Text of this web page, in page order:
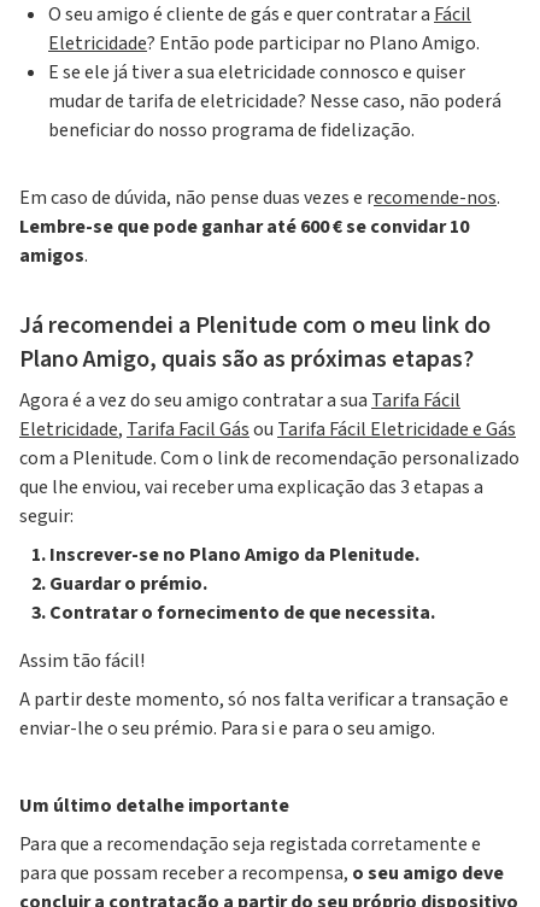
O seu amigo é cliente de gás e quer contratar a Fácil
Eletricidade? Então pode participar no Plano Amigo.
E se ele já tiver a sua eletricidade connosco e quiser
mudar de tarifa de eletricidade? Nesse caso, não poderá
beneficiar do nosso programa de fidelização.
Em caso de dúvida, não pense duas vezes e recomende-nos.
Lembre-se que pode ganhar até 600 € se convidar 10
amigos.
Já recomendei a Plenitude com o meu link do
Plano Amigo, quais são as próximas etapas?
Agora é a vez do seu amigo contratar a sua Tarifa Fácil
Eletricidade, Tarifa Facil Gásou Tarifa Fácil Eletricidade e Gás
com a Plenitude. Com o link de recomendação personalizado
que lhe enviou, vai receber uma explicação das 3 etapas a
seguir:
Inscrever-se no Plano Amigo da Plenitude.
Guardar o prémio.
Contratar o fornecimento de que necessita.
Assim tão fácil!
A partir deste momento, só nos falta verificar a transação e
enviar-lhe o seu prémio. Para si e para o seu amigo.
Um último detalhe importante
Para que a recomendação seja registada corretamente e
para que possam receber a recompensa, o seu amigo deve